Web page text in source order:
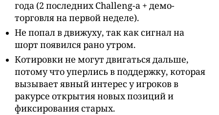
года (2 последних Challeng-а + демо-
торговля на первой неделе).
Не попал в движуху, так как сигнал на
шорт появился рано утром.
Котировки не могут двигаться дальше,
потому что уперлись в поддержку, которая
вызывает явный интерес у игроков в
ракурсе открытия новых позиций и
фиксирования старых.